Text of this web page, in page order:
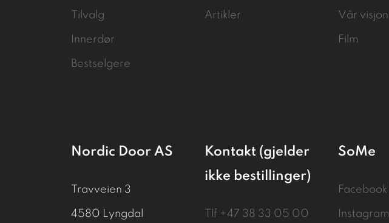
Tilvalg
Innerdør
Bestselgere
Artikler Vår visjon
Film
Nordic Door AS
Travveien 3
4580 Lyngdal
Kontakt (gjelder
ikke bestillinger)
Tlf +47 38 33 05 00
SoMe
Facebook
Instagram